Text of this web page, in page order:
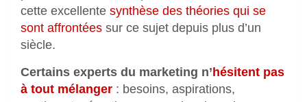
cette excellente synthèse des théories qui se
sont affrontées sur ce sujet depuis plus d’un
siècle.
Certains experts du marketing n’ hésitent pas
à tout mélanger : besoins, aspirations,